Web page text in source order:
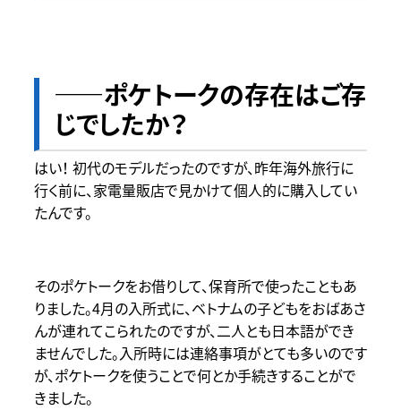
――ポケトークの存在はご存
じでしたか？
はい！ 初代のモデルだったのですが、昨年海外旅行に
行く前に、家電量販店で見かけて個人的に購入してい
たんです。
そのポケトークをお借りして、保育所で使ったこともあ
りました。4月の入所式に、ベトナムの子どもをおばあさ
んが連れてこられたのですが、二人とも日本語ができ
ませんでした。入所時には連絡事項がとても多いのです
が、ポケトークを使うことで何とか手続きすることがで
きました。